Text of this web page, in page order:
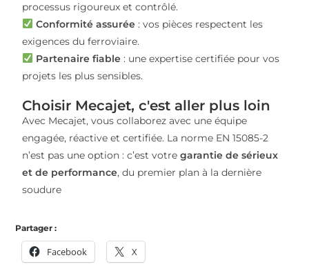
processus rigoureux et contrôlé.
Conformité assurée : vos pièces respectent les
exigences du ferroviaire.
Partenaire fiable : une expertise certifiée pour vos
projets les plus sensibles.
Choisir Mecajet, c'est aller plus loin
Avec Mecajet, vous collaborez avec une équipe
engagée, réactive et certifiée. La norme EN 15085-2
n’est pas une option : c’est votregarantie de sérieux
et de performance, du premier plan à la dernière
soudure
Partager :
Facebook X